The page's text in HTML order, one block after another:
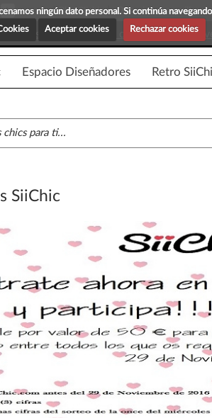
ningún dato personal. Si continúa
Aceptar cookies Rechazar cookies
Blog Siichic ¡Descubre
esta en fase beta, disponible en breve
Espacio Diseñadores Retro
SiiChic